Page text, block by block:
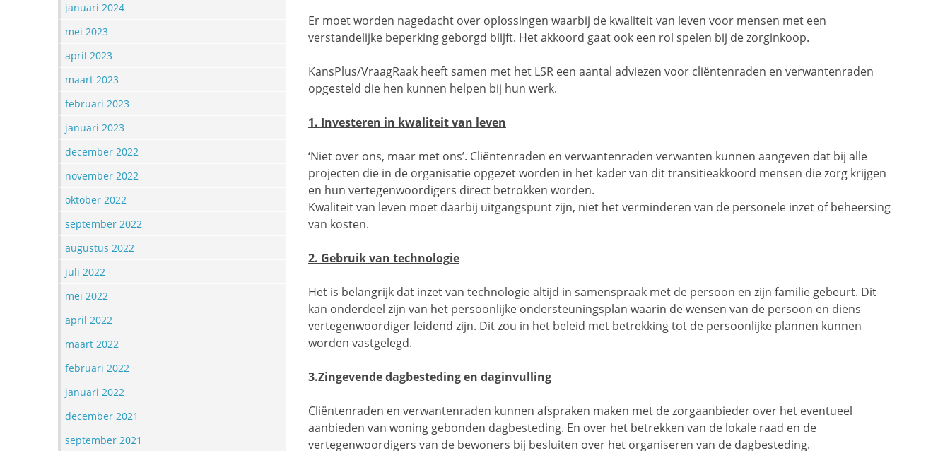
Er moet worden nagedacht over oplossingen waarbij de kwaliteit van leven voor mensen met een
verstandelijke beperking geborgd blijft. Het akkoord gaat ook een rol spelen bij de zorginkoop.
KansPlus/VraagRaak heeft samen met het LSR een aantal adviezen voor cliëntenraden en verwantenraden
opgesteld die hen kunnen helpen bij hun werk.
1. Investeren in kwaliteit van leven
‘Niet over ons, maar met ons’. Cliëntenraden en verwantenraden verwanten kunnen aangeven dat bij alle
projecten die in de organisatie opgezet worden in het kader van dit transitieakkoord mensen die zorg krijgen
en hun vertegenwoordigers direct betrokken worden.
Kwaliteit van leven moet daarbij uitgangspunt zijn, niet het verminderen van de personele inzet of beheersing
van kosten.
2. Gebruik van technologie
Het is belangrijk dat inzet van technologie altijd in samenspraak met de persoon en zijn familie gebeurt. Dit
kan onderdeel zijn van het persoonlijke ondersteuningsplan waarin de wensen van de persoon en diens
vertegenwoordiger leidend zijn. Dit zou in het beleid met betrekking tot de persoonlijke plannen kunnen
worden vastgelegd.
3.Zingevende dagbesteding en daginvulling
Cliëntenraden en verwantenraden kunnen afspraken maken met de zorgaanbieder over het eventueel
aanbieden van woning gebonden dagbesteding. En over het betrekken van de lokale raad en de
vertegenwoordigers van de bewoners bij besluiten over het organiseren van de dagbesteding.
januari 2024
mei 2023
april 2023
maart 2023
februari 2023
januari 2023
december 2022
november 2022
oktober 2022
september 2022
augustus 2022
juli 2022
mei 2022
april 2022
maart 2022
februari 2022
januari 2022
december 2021
september 2021